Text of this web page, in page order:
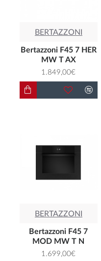
BERTAZZONI
Bertazzoni F45 7 HER
MW T AX
1.849,00€
BERTAZZONI
Bertazzoni F45 7
MOD MW T N
1.699,00€